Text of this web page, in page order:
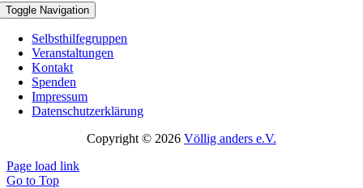
Toggle Navigation
Selbsthilfegruppen
Veranstaltungen
Kontakt
Spenden
Impressum
Datenschutzerklärung
Copyright © 2026 Völlig anders e.V.
Page load link
Go to Top